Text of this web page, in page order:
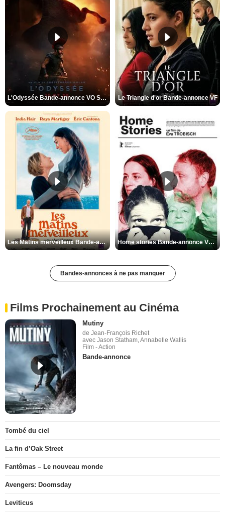
L'Odyssée Bande-annonce VO STFR Le Triangle d'or Bande-annonce VF
Les Matins merveilleux Bande-annonce VF Home stories Bande-annonce VO STFR
Bandes-annonces à ne pas manquer
Films Prochainement au Cinéma
Mutiny
de Jean-François Richet
avec Jason Statham, Annabelle Wallis
Film - Action
Bande-annonce
Tombé du ciel
La fin d’Oak Street
Fantômas – Le nouveau monde
Avengers: Doomsday
Leviticus